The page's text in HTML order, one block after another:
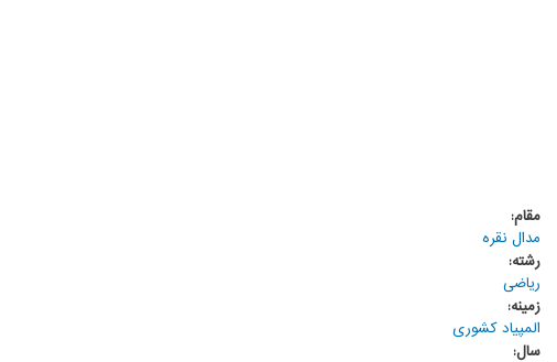
مقام:
مدال نقره
رشته:
ریاضی
زمینه:
المپیاد کشوری
سال: